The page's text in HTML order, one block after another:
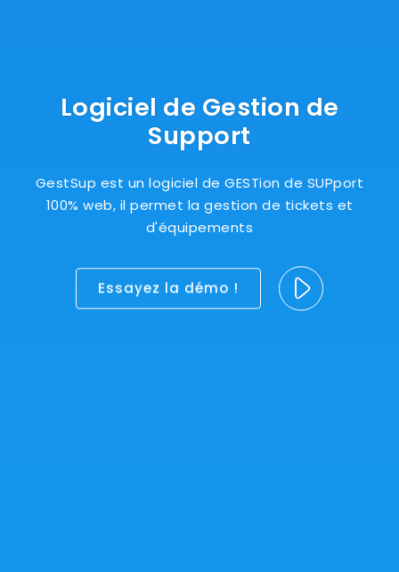
Logiciel de Gestion de
Support
GestSup est un logiciel de GESTion de SUPport
100% web, il permet la gestion de tickets et
d'équipements
Essayez la démo !